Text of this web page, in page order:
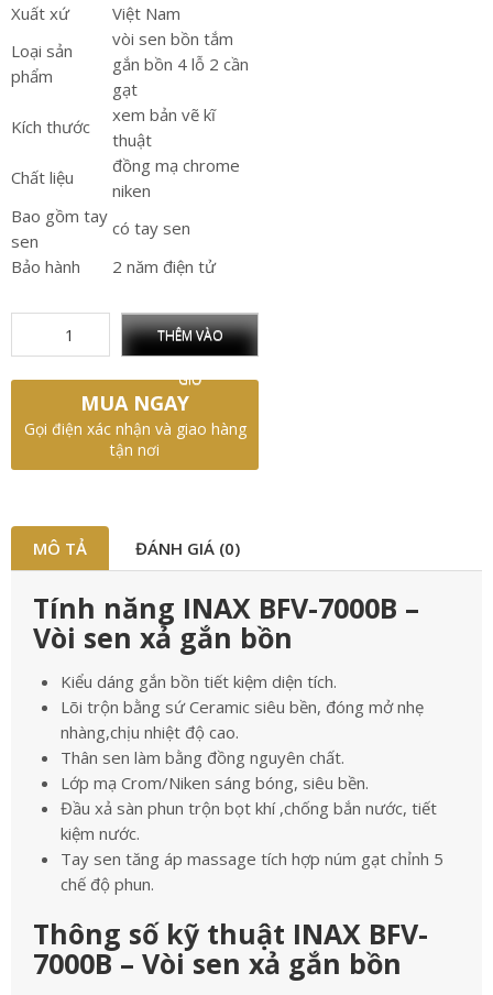
Xuất xứ
Việt Nam
Loại sản
phẩm
vòi sen bồn tắm
gắn bồn 4 lỗ 2 cần
gạt
Kích thước
xem bản vẽ kĩ
thuật
Chất liệu
đồng mạ chrome
niken
Bao gồm tay
sen
có tay sen
Bảo hành
2 năm điện tử
THÊM VÀO
GIỎ
MUA NGAY
Gọi điện xác nhận và giao hàng
tận nơi
MÔ TẢ ĐÁNH GIÁ (0)
Tính năng INAX BFV-7000B –
Vòi sen xả gắn bồn
Kiểu dáng gắn bồn tiết kiệm diện tích.
Lõi trộn bằng sứ Ceramic siêu bền, đóng mở nhẹ
nhàng,chịu nhiệt độ cao.
Thân sen làm bằng đồng nguyên chất.
Lớp mạ Crom/Niken sáng bóng, siêu bền.
Đầu xả sàn phun trộn bọt khí ,chống bắn nước, tiết
kiệm nước.
Tay sen tăng áp massage tích hợp núm gạt chỉnh 5
chế độ phun.
Thông số kỹ thuật INAX BFV-
7000B – Vòi sen xả gắn bồn